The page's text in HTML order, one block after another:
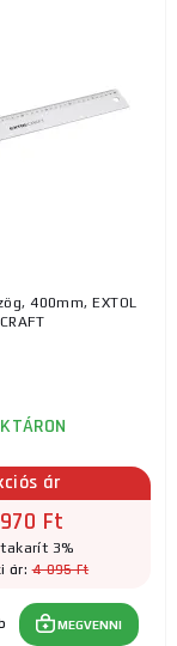
400mm, EXTOL
CRAFT
ár
Ft
3%
ár:4 095 Ft
MEGVENNI